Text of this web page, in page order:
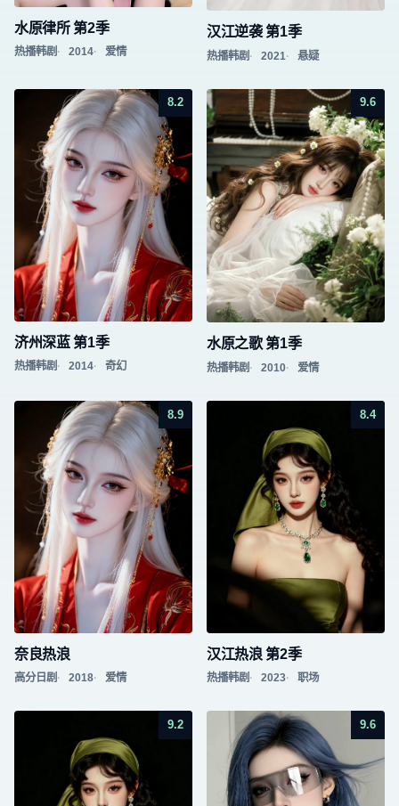
水原律所 第2季
热播韩剧 2014 爱情
汉江逆袭 第1季
热播韩剧 2021 悬疑
8.2
济州深蓝 第1季
热播韩剧 2014 奇幻
9.6
水原之歌 第1季
热播韩剧 2010 爱情
8.9
奈良热浪
高分日剧 2018 爱情
8.4
汉江热浪 第2季
热播韩剧 2023 职场
9.2 9.6